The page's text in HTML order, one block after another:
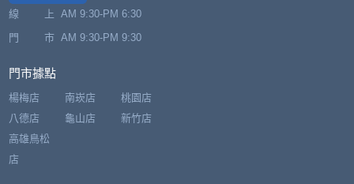
線 上 AM 9:30-PM 6:30
門 市 AM 9:30-PM 9:30
門市據點
楊梅店
八德店
南崁店
龜山店
桃園店
新竹店
高雄鳥松
店